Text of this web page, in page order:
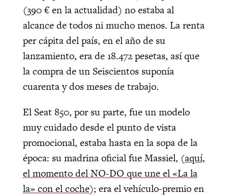
(390 € en la actualidad) no estaba al
alcance de todos ni mucho menos. La renta
per cápita del país, en el año de su
lanzamiento, era de 18.472 pesetas, así que
la compra de un Seiscientos suponía
cuarenta y dos meses de trabajo.
El Seat 850, por su parte, fue un modelo
muy cuidado desde el punto de vista
promocional, estaba hasta en la sopa de la
época: su madrina oficial fue Massiel, (aquí,
el momento del NO-DO que une el «La la
la» con el coche); era el vehículo-premio en